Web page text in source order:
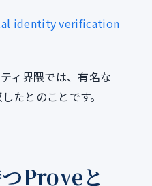
identity verification
ィ界隈では、有名な
たとのことです。
Proveと